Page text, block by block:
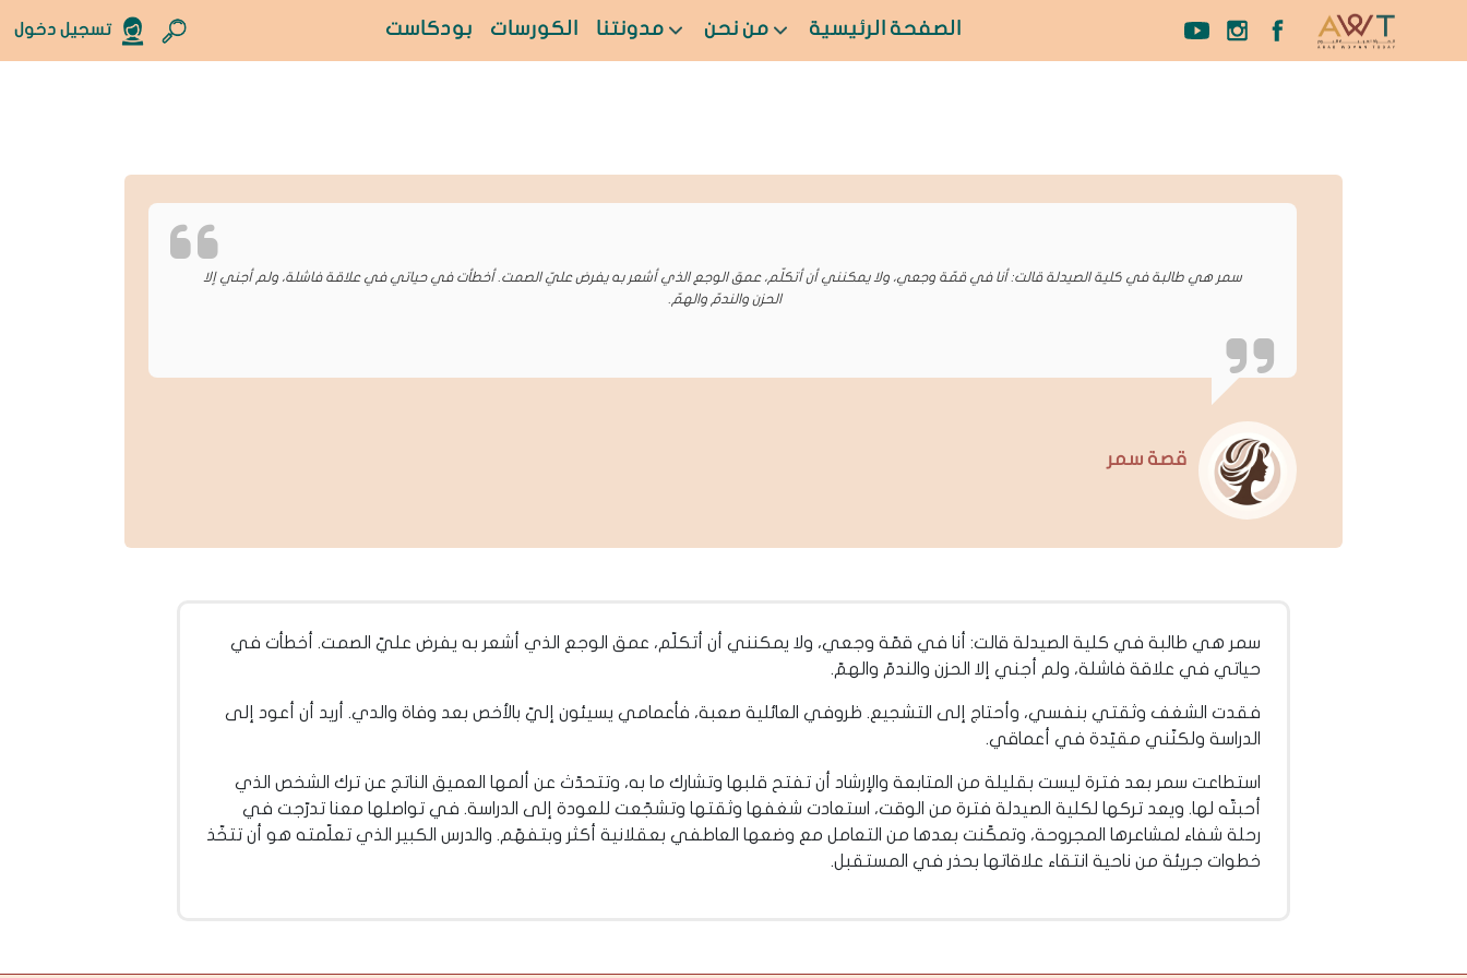
الصفحة الرئيسية من نحن مدونتنا الكورسات بودكاست تسجيل دخول
سمر هي طالبة في كلية الصيدلة قالت: أنا في قمّة وجعي، ولا يمكنني أن أتكلّم، عمق الوجع الذي أشعر به يفرض عليّ الصمت. أخطأت في حياتي في علاقة فاشلة، ولم أجني إلا
الحزن والندمّ والهمّ.
قصة سمر
سمر هي طالبة في كلية الصيدلة قالت: أنا في قمّة وجعي، ولا يمكنني أن أتكلّم، عمق الوجع الذي أشعر به يفرض عليّ الصمت. أخطأت في
حياتي في علاقة فاشلة، ولم أجني إلا الحزن والندمّ والهمّ.
فقدت الشغف وثقتي بنفسي، وأحتاج إلى التشجيع. ظروفي العائلية صعبة، فأعمامي يسيئون إليّ بالأخص بعد وفاة والدي. أريد أن أعود إلى
الدراسة ولكنّني مقيّدة في أعماقي.
استطاعت سمر بعد فترة ليست بقليلة من المتابعة والإرشاد أن تفتح قلبها وتشارك ما به، وتتحدّث عن ألمها العميق الناتج عن ترك الشخص الذي
أحبتّه لها. ويعد تركها لكلية الصيدلة فترة من الوقت، استعادت شغفها وثقتها وتشجّعت للعودة إلى الدراسة. في تواصلها معنا تدرّجت في
رحلة شفاء لمشاعرها المجروحة، وتمكّنت بعدها من التعامل مع وضعها العاطفي بعقلانية أكثر وبتفهّم. والدرس الكبير الذي تعلّمته هو أن تتخّذ
خطوات جريئة من ناحية انتقاء علاقاتها بحذر في المستقبل.